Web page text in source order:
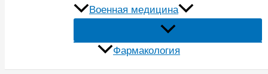
Военная медицина
Фармакология